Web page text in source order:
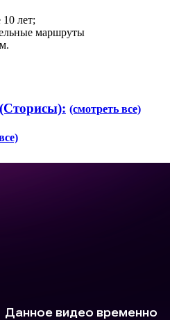
10 лет;
маршруты
(Сторисы): (смотреть все)